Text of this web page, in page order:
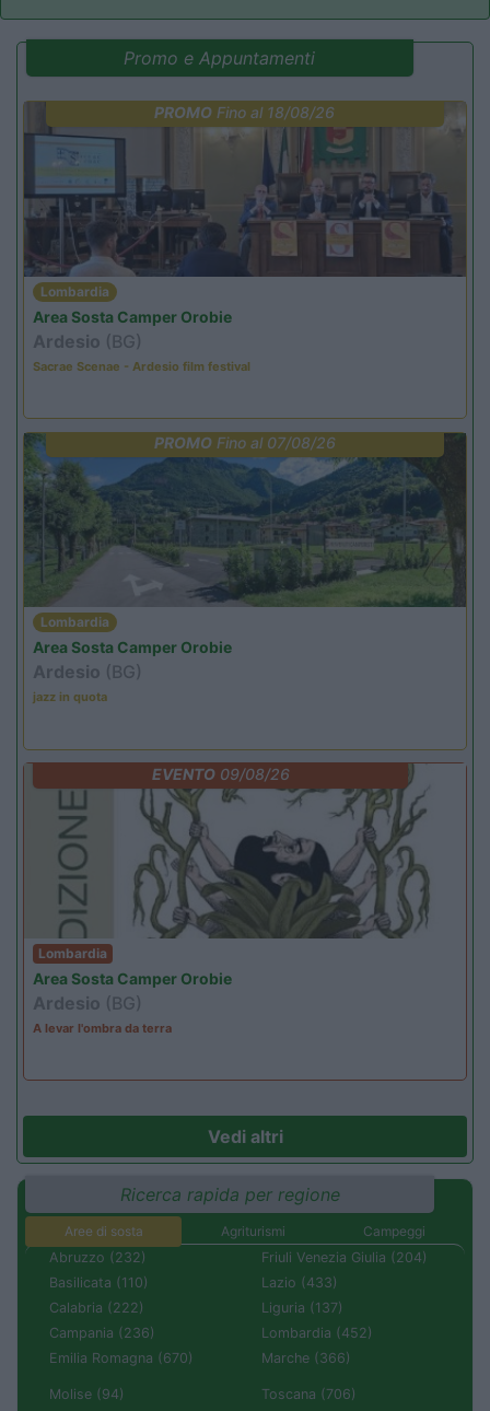
Promo e Appuntamenti
PROMO Fino al 18/08/26
Lombardia
Area Sosta Camper Orobie
Ardesio (BG)
Sacrae Scenae - Ardesio film festival
PROMOFino al 07/08/26
Lombardia
Area Sosta Camper Orobie
Ardesio (BG)
jazz in quota
EVENTO09/08/26
Lombardia
Area Sosta Camper Orobie
Ardesio (BG)
A levar l'ombra da terra
Vedi altri
Ricerca rapida per regione
Aree di sosta Agriturismi
Campeggi
Abruzzo (232)
Basilicata (110)
Calabria (222)
Campania (236)
Emilia Romagna (670)
Friuli Venezia Giulia (204)
Lazio (433)
Liguria (137)
Lombardia (452)
Marche (366)
Molise (94)
Toscana (706)